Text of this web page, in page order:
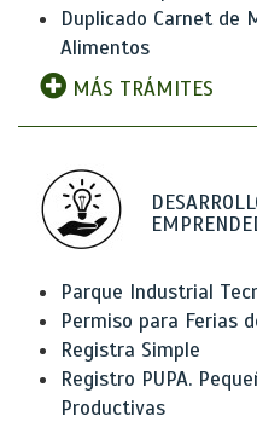
Duplicado Carnet de
Alimentos
MÁS TRÁMITES
Parque Industrial
Permiso para Ferias
Registra Simple
Registro PUPA.
Productivas